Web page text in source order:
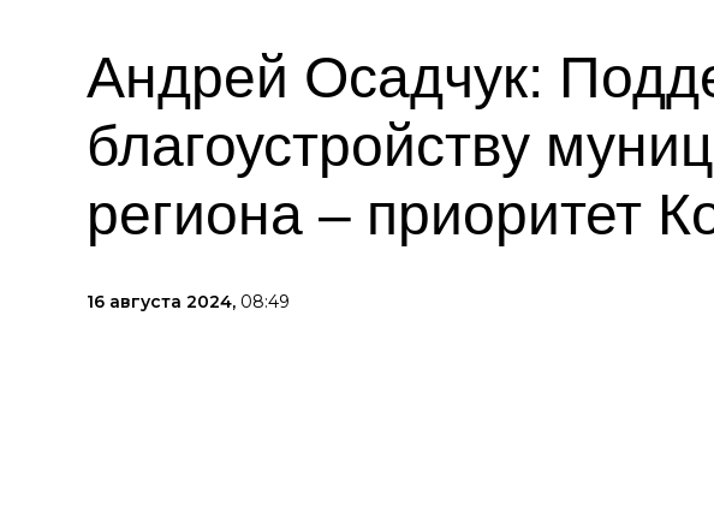
Андрей Осадчук:
благоустройству
региона – приоритет
16 августа 2024, 08:49